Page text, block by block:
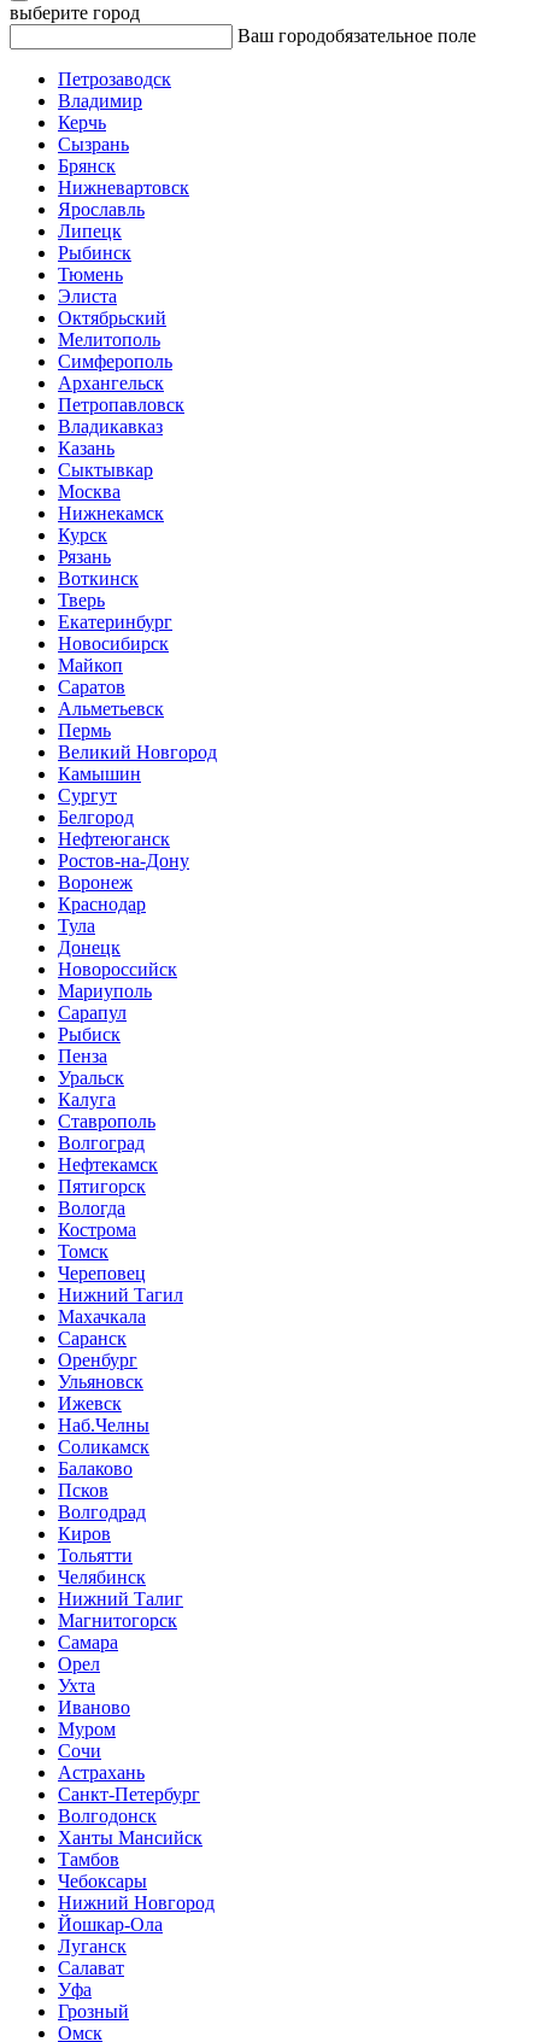
выберите город
Ваш городобязательное поле
Петрозаводск
Владимир
Керчь
Сызрань
Брянск
Нижневартовск
Ярославль
Липецк
Рыбинск
Тюмень
Элиста
Октябрьский
Мелитополь
Симферополь
Архангельск
Петропавловск
Владикавказ
Казань
Сыктывкар
Москва
Нижнекамск
Курск
Рязань
Воткинск
Тверь
Екатеринбург
Новосибирск
Майкоп
Саратов
Альметьевск
Пермь
Великий Новгород
Камышин
Сургут
Белгород
Нефтеюганск
Ростов-на-Дону
Воронеж
Краснодар
Тула
Донецк
Новороссийск
Мариуполь
Сарапул
Рыбиск
Пенза
Уральск
Калуга
Ставрополь
Волгоград
Нефтекамск
Пятигорск
Вологда
Кострома
Томск
Череповец
Нижний Тагил
Махачкала
Саранск
Оренбург
Ульяновск
Ижевск
Наб.Челны
Соликамск
Балаково
Псков
Волгодрад
Киров
Тольятти
Челябинск
Нижний Талиг
Магнитогорск
Самара
Орел
Ухта
Иваново
Муром
Сочи
Астрахань
Санкт-Петербург
Волгодонск
Ханты Мансийск
Тамбов
Чебоксары
Нижний Новгород
Йошкар-Ола
Луганск
Салават
Уфа
Грозный
Омск